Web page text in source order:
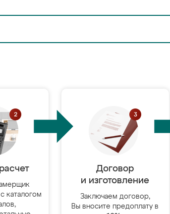
каталогом
Договор
и изготовление
Заключаем договор,
Вы вносите предоплату в